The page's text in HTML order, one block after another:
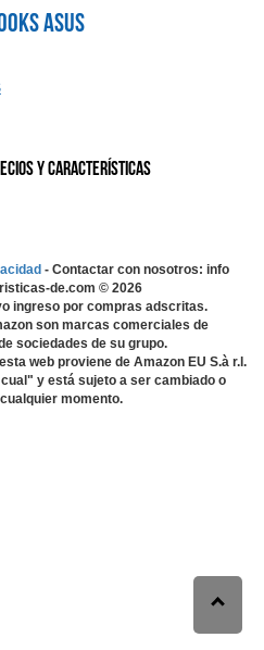
Asus
y características
- Contactar con nosotros: info
de.com ©2026
ingreso por compras adscritas.
son marcas comerciales de
sociedades de su grupo.
web proviene de Amazon EU S.à r.l.
y está sujeto a ser cambiado o
momento.